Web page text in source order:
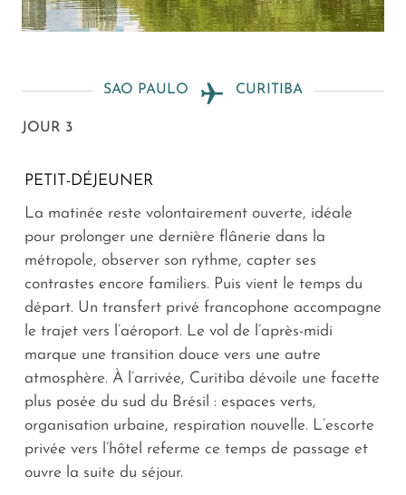
SAO PAULO CURITIBA
JOUR 3
PETIT-DÉJEUNER
La matinée reste volontairement ouverte, idéale
pour prolonger une dernière flânerie dans la
métropole, observer son rythme, capter ses
contrastes encore familiers. Puis vient le temps du
départ. Un transfert privé francophone accompagne
le trajet vers l’aéroport. Le vol de l’après-midi
marque une transition douce vers une autre
atmosphère. À l’arrivée, Curitiba dévoile une facette
plus posée du sud du Brésil : espaces verts,
organisation urbaine, respiration nouvelle. L’escorte
privée vers l’hôtel referme ce temps de passage et
ouvre la suite du séjour.